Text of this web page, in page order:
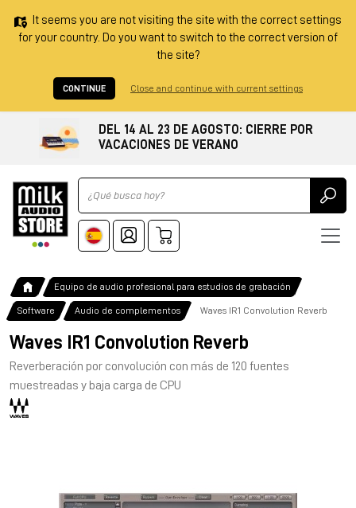
It seems you are not visiting the site with the correct settings
for your country. Do you want to switch to the correct version of
the site?
CONTINUE Close and continue with current settings
DEL 14 AL 23 DE AGOSTO: CIERRE POR
VACACIONES DE VERANO
Ricerca
Equipo de audio profesional para estudios de grabación
Software Audio de complementos Waves IR1 Convolution Reverb
Waves IR1 Convolution Reverb
Reverberación por convolución con más de 120 fuentes
muestreadas y baja carga de CPU